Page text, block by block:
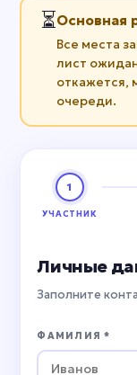
⏳Основная
Все места
лист
откажется,
очереди.
1
УЧАСТНИК
Личные
Заполните
ФАМИЛИЯ *